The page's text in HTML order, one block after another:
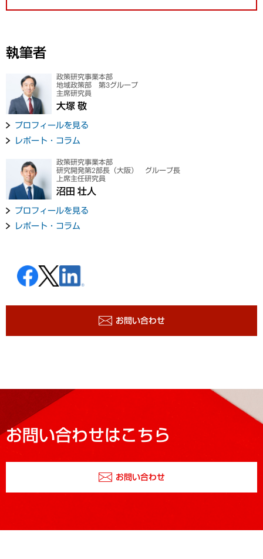
執筆者
政策研究事業本部
地域政策部 第3グループ
主席研究員
大塚 敬
プロフィールを見る
レポート・コラム
政策研究事業本部
研究開発第2部長（大阪） グループ長
上席主任研究員
沼田 壮人
プロフィールを見る
レポート・コラム
お問い合わせ
お問い合わせはこちら
お問い合わせ